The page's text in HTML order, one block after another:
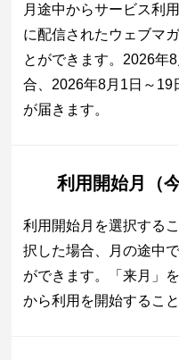
月途中からサービス利
に配信されたウェブマ
とができます。2026年
合、2026年8月1日～19
が届きます。
利用開始月（
利用開始月を選択する
択した場合、月の途中
ができます。「来月」
から利用を開始するこ